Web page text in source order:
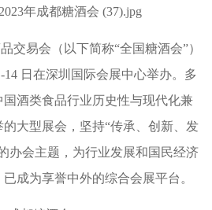
交易会（以下简称“全国糖酒会”）
14 日在深圳国际会展中心举办。多
酒类食品行业历史性与现代化兼
大型展会，坚持“传承、创新、发
办会主题，为行业发展和国民经济
成为享誉中外的综合会展平台。